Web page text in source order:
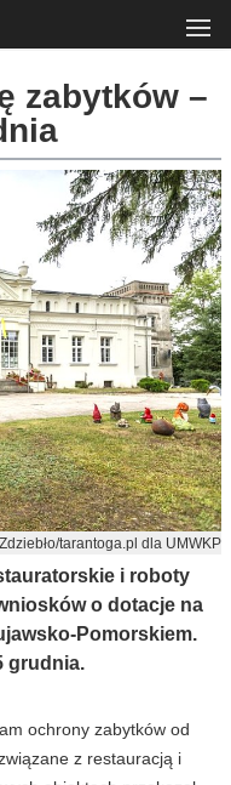
zabytków –
tarantoga.pl dla UMWKP
i roboty
o dotacje na
Pomorskiem.
grudnia.
ochrony zabytków od
z restauracją i